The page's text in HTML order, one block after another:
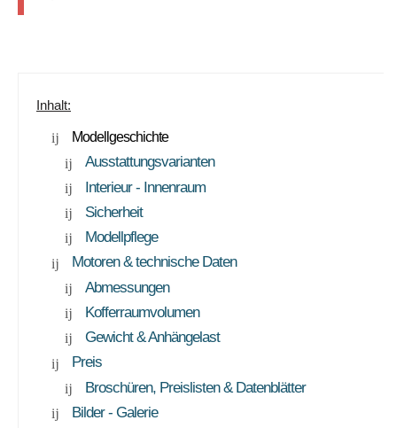
Inhalt:
Modellgeschichte
Ausstattungsvarianten
Interieur - Innenraum
Sicherheit
Modellpflege
Motoren & technische Daten
Abmessungen
Kofferraumvolumen
Gewicht & Anhängelast
Preis
Broschüren, Preislisten & Datenblätter
Bilder - Galerie